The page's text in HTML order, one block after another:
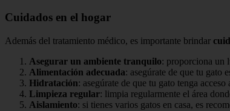
Cuidados en el hogar
Además del tratamiento médico, es importante brindar
Asegurar un ambiente tranquilo: proporciona un
Alimentación adecuada: asegúrate de que tu gato
Hidratación: asegúrate de que tu gato tenga
Limpieza regular: limpia regularmente el área
Aislamiento: si tienes varios gatos en casa, es